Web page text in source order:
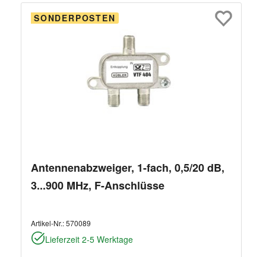
SONDERPOSTEN
Antennenabzweiger, 1-fach, 0,5/20 dB,
3...900 MHz, F-Anschlüsse
Artikel-Nr.:570089
Lieferzeit 2-5 Werktage